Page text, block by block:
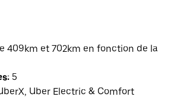
409km et 702km en fonction de la
5
Uber Electric & Comfort